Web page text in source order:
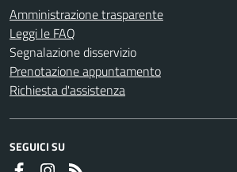
Amministrazione trasparente
Leggi le FAQ
Segnalazione disservizio
Prenotazione appuntamento
Richiesta d'assistenza
SEGUICI SU